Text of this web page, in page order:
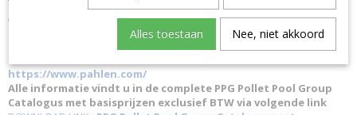
AC + N: 0,375
https://www.pahlen.com/
Alle informatie vindt u in de complete PPG Pollet Pool Group
Catalogus met basisprijzen exclusief BTW via volgende link
Alles toestaan Nee, niet akkoord